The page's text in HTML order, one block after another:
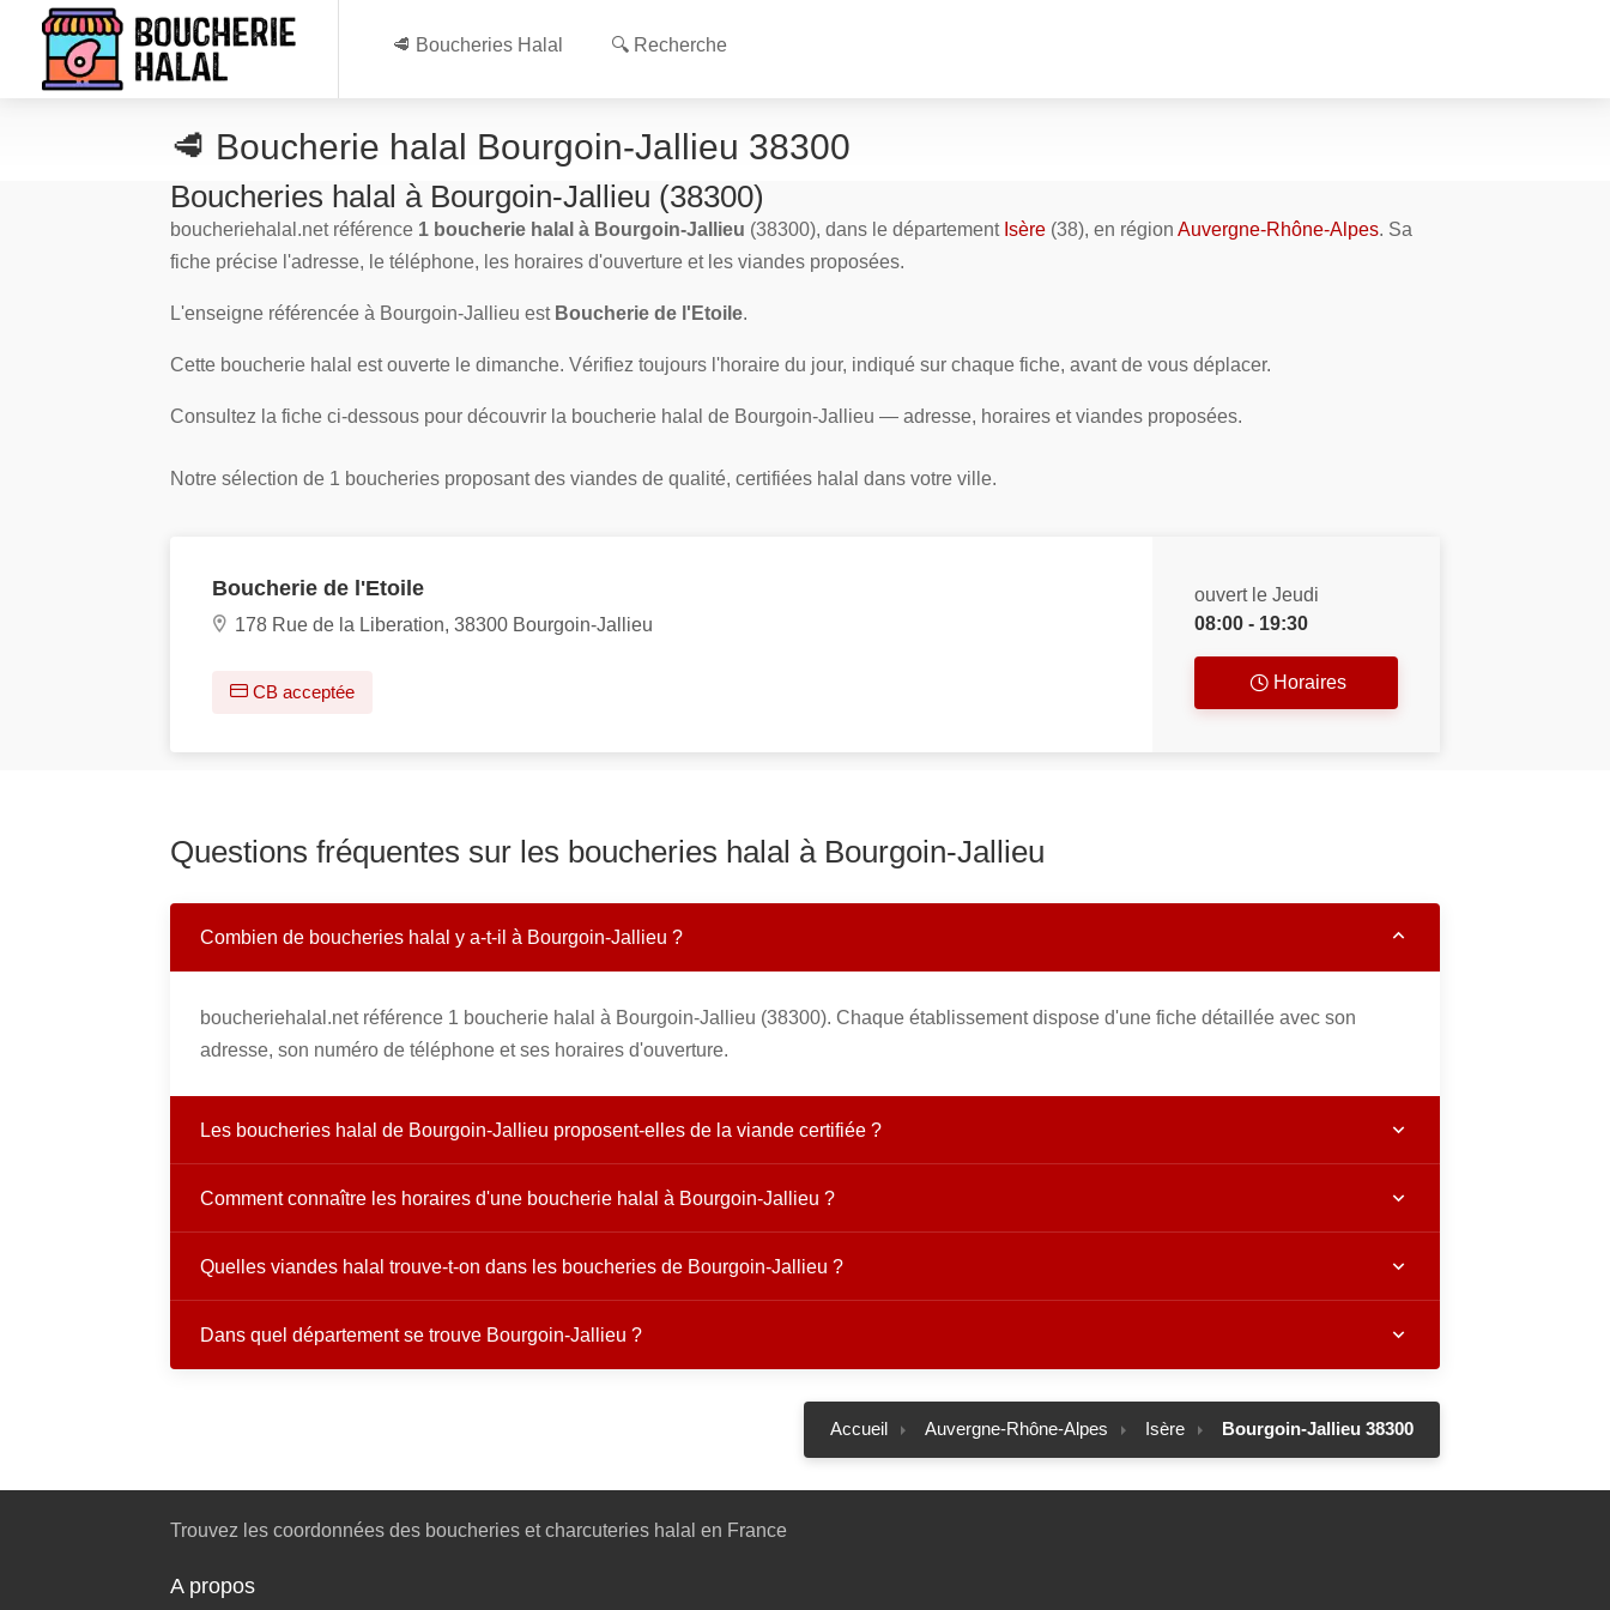
🥩 Boucheries Halal 🔍 Recherche
🥩 Boucherie halal Bourgoin-Jallieu 38300
Boucheries halal à Bourgoin-Jallieu (38300)
boucheriehalal.net référence 1 boucherie halal à Bourgoin-Jallieu (38300), dans le département Isère (38), en région Auvergne-Rhône-Alpes. Sa
fiche précise l'adresse, le téléphone, les horaires d'ouverture et les viandes proposées.
L'enseigne référencée à Bourgoin-Jallieu est Boucherie de l'Etoile.
Cette boucherie halal est ouverte le dimanche. Vérifiez toujours l'horaire du jour, indiqué sur chaque fiche, avant de vous déplacer.
Consultez la fiche ci-dessous pour découvrir la boucherie halal de Bourgoin-Jallieu — adresse, horaires et viandes proposées.
Notre sélection de 1 boucheries proposant des viandes de qualité, certifiées halal dans votre ville.
Boucherie de l'Etoile
178 Rue de la Liberation, 38300 Bourgoin-Jallieu
CB acceptée
ouvert le Jeudi
08:00 - 19:30
Horaires
Questions fréquentes sur les boucheries halal à Bourgoin-Jallieu
Combien de boucheries halal y a-t-il à Bourgoin-Jallieu ?
boucheriehalal.net référence 1 boucherie halal à Bourgoin-Jallieu (38300). Chaque établissement dispose d'une fiche détaillée avec son
adresse, son numéro de téléphone et ses horaires d'ouverture.
Les boucheries halal de Bourgoin-Jallieu proposent-elles de la viande certifiée ?
Comment connaître les horaires d'une boucherie halal à Bourgoin-Jallieu ?
Quelles viandes halal trouve-t-on dans les boucheries de Bourgoin-Jallieu ?
Dans quel département se trouve Bourgoin-Jallieu ?
Accueil Auvergne-Rhône-Alpes Isère Bourgoin-Jallieu 38300
Trouvez les coordonnées des boucheries et charcuteries halal en France
A propos